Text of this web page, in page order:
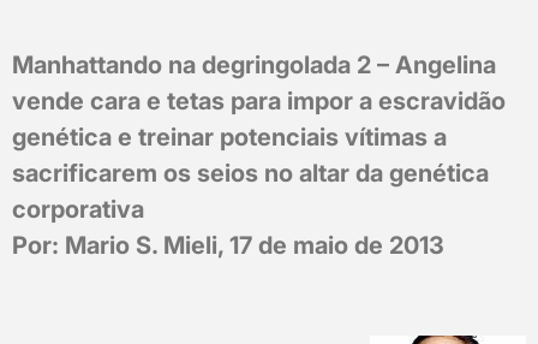
Manhattando na degringolada 2 – Angelina
vende cara e tetas para impor a escravidão
genética e treinar potenciais vítimas a
sacrificarem os seios no altar da genética
corporativa
Por: Mario S. Mieli, 17 de maio de 2013